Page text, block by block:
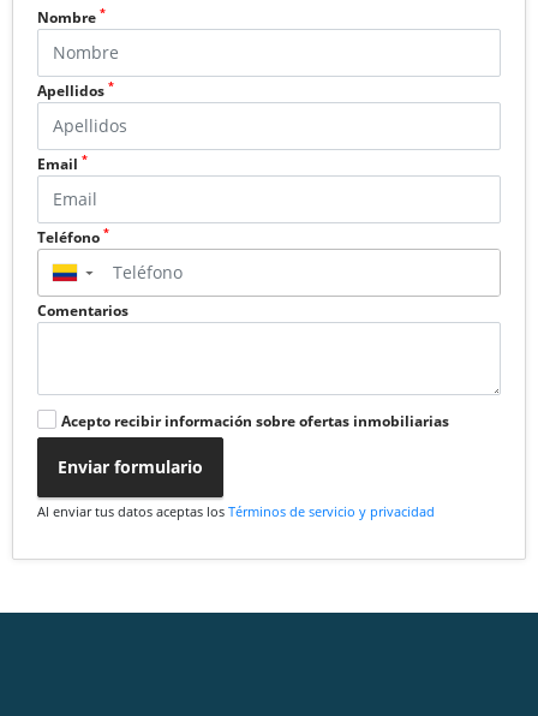
Nombre *
Apellidos *
Email *
Teléfono *
▼
Comentarios
Acepto recibir información sobre ofertas inmobiliarias
Enviar formulario
Al enviar tus datos aceptas los Términos de servicio y privacidad